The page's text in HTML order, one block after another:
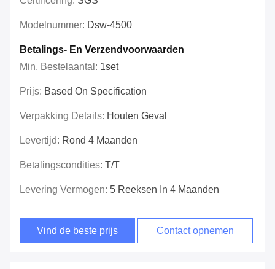
Modelnummer: Dsw-4500
Betalings- En Verzendvoorwaarden
Min. Bestelaantal: 1set
Prijs: Based On Specification
Verpakking Details: Houten Geval
Levertijd: Rond 4 Maanden
Betalingscondities: T/T
Levering Vermogen: 5 Reeksen In 4 Maanden
Vind de beste prijs Contact opnemen